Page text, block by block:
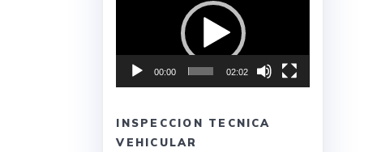
00:00 02:02
INSPECCION TECNICA
VEHICULAR